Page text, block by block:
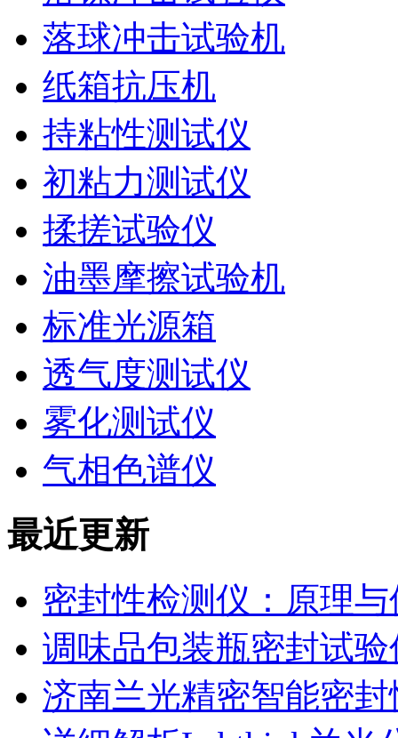
落球冲击试验机
纸箱抗压机
持粘性测试仪
初粘力测试仪
揉搓试验仪
油墨摩擦试验机
标准光源箱
透气度测试仪
雾化测试仪
气相色谱仪
最近更新
密封性检测仪：原理
调味品包装瓶密封试
济南兰光精密智能密